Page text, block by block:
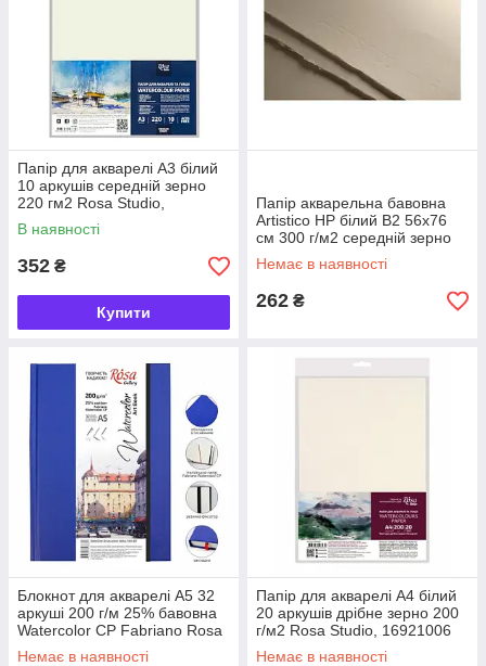
Папір для акварелі А3 білий
10 аркушів середній зерно
220 гм2 Rosa Studio,
16931004
В наявності
352 ₴
Купити
Папір акварельна бавовна
Artistico HP білий B2 56x76
см 300 г/м2 середній зерно
Fabriano, 31230079
Немає в наявності
262 ₴
Блокнот для акварелі A5 32
аркуші 200 г/м 25% бавовна
Watercolor CP Fabriano Rosa
Gallery, 169153009
Немає в наявності
Папір для акварелі А4 білий
20 аркушів дрібне зерно 200
г/м2 Rosa Studio, 16921006
Немає в наявності